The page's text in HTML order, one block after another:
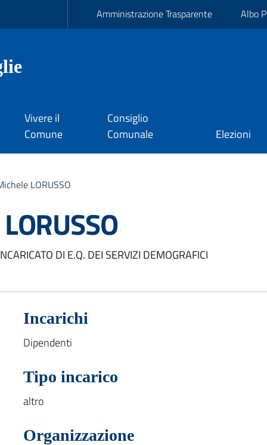
Amministrazione Trasparente Albo
Vivere il
Comune
Consiglio
Comunale
Elezioni
LORUSSO
DI E.Q. DEI SERVIZI DEMOGRAFICI
Incarichi
Dipendenti
Tipo incarico
altro
Organizzazione